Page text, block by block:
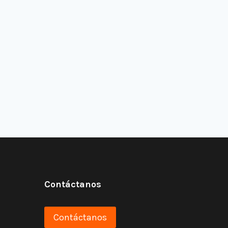
Contáctanos
Contáctanos